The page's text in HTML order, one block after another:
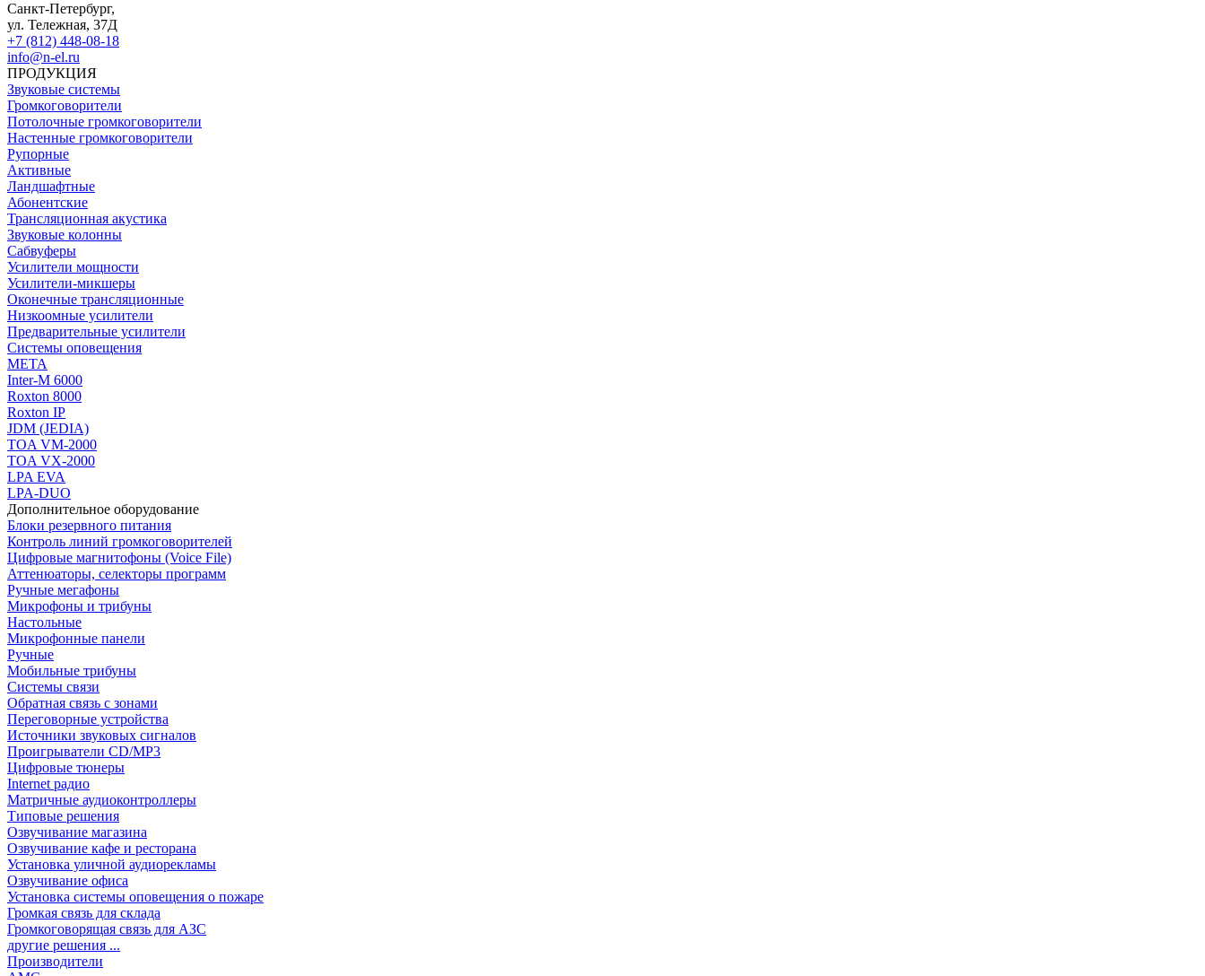
Санкт-Петербург,
ул. Тележная, 37Д
+7 (812) 448-08-18
info@n-el.ru
ПРОДУКЦИЯ
Звуковые системы
Громкоговорители
Потолочные громкоговорители
Настенные громкоговорители
Рупорные
Активные
Ландшафтные
Абонентские
Трансляционная акустика
Звуковые колонны
Сабвуферы
Усилители мощности
Усилители-микшеры
Оконечные трансляционные
Низкоомные усилители
Предварительные усилители
Системы оповещения
МЕТА
Inter-M 6000
Roxton 8000
Roxton IP
JDM (JEDIA)
TOA VM-2000
TOA VX-2000
LPA EVA
LPA-DUO
Дополнительное оборудование
Блоки резервного питания
Контроль линий громкоговорителей
Цифровые магнитофоны (Voice File)
Аттенюаторы, селекторы программ
Ручные мегафоны
Микрофоны и трибуны
Настольные
Микрофонные панели
Ручные
Мобильные трибуны
Системы связи
Обратная связь с зонами
Переговорные устройства
Источники звуковых сигналов
Проигрыватели CD/MP3
Цифровые тюнеры
Internet радио
Матричные аудиоконтроллеры
Типовые решения
Озвучивание магазина
Озвучивание кафе и ресторана
Установка уличной аудиорекламы
Озвучивание офиса
Установка системы оповещения о пожаре
Громкая связь для склада
Громкоговорящая связь для АЗС
другие решения ...
Производители